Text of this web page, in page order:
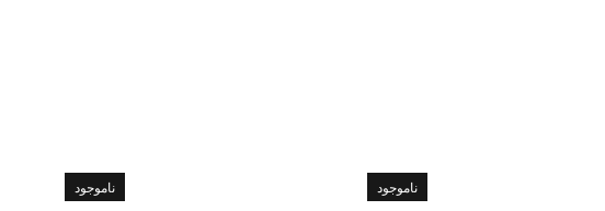
ناموجود ناموجود